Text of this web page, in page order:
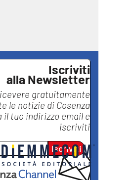
Iscriviti
alla Newsletter
gratuitamente
le notizie di Cosenza
il tuo indirizzo email e
iscriviti
Iscriviti
lacitymag.it
lacapitalenews.it
ilreggino.it
ilvibonese.it
catanzarochannel.it